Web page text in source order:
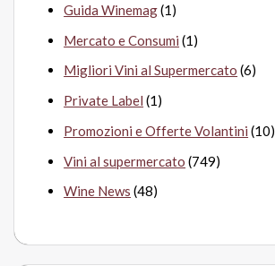
Guida Winemag(1)
Mercato e Consumi (1)
Migliori Vini al Supermercato (6)
Private Label (1)
Promozioni e Offerte Volantini (10)
Vini al supermercato (749)
Wine News (48)